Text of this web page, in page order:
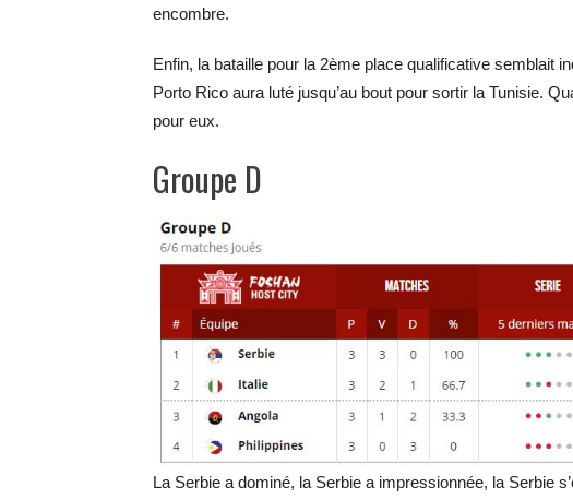
encombre.
Enfin, la bataille pour la 2ème place qualificative semblait
Porto Rico aura luté jusqu’au bout pour sortir la Tunisie.
pour eux.
Groupe D
La Serbie a dominé, la Serbie a impressionnée, la Serbie